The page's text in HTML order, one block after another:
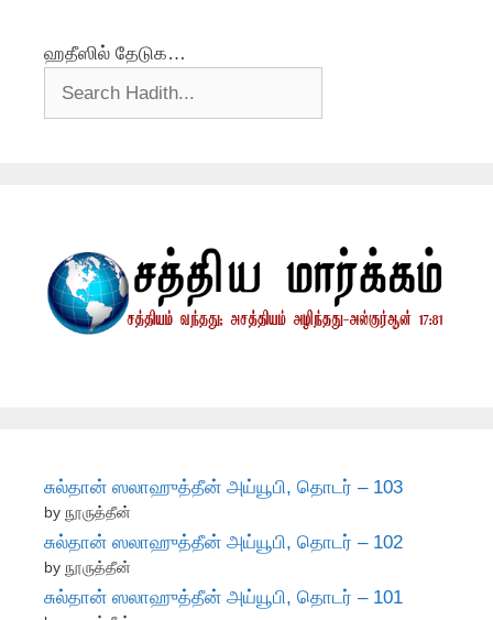
ஹதீஸில் தேடுக…
சுல்தான் ஸலாஹுத்தீன் அய்யூபி, தொடர் – 103
by நூருத்தீன்
சுல்தான் ஸலாஹுத்தீன் அய்யூபி, தொடர் – 102
by நூருத்தீன்
சுல்தான் ஸலாஹுத்தீன் அய்யூபி, தொடர் – 101